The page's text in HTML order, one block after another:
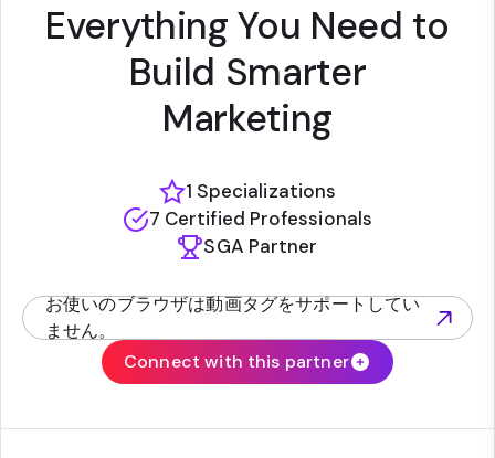
Everything You Need to
Build Smarter
Marketing
1 Specializations
7 Certified Professionals
SGA Partner
お使いのブラウザは動画タグをサポートしてい
ません。
(opens in new tab)
Connect with this partner